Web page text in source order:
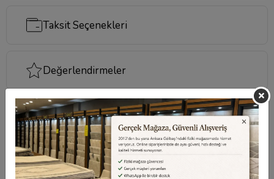
Taksit Seçenekleri
Değerlendirmeler
Destek Merkezi
Aklınızdaki soruların yanıtları ve önemli konuların
cevapları içindestek merkezisayfamızı ziyaret